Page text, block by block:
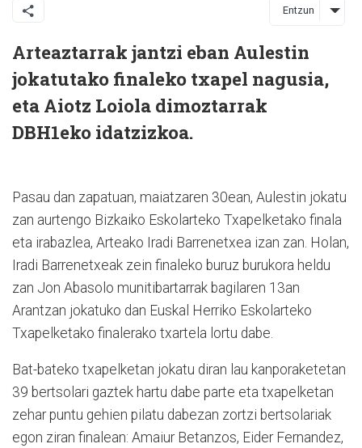
Entzun
Arteaztarrak jantzi eban Aulestin
jokatutako finaleko txapel nagusia,
eta Aiotz Loiola dimoztarrak
DBH1eko idatzizkoa.
Pasau dan zapatuan, maiatzaren 30ean, Aulestin jokatu
zan aurtengo Bizkaiko Eskolarteko Txapelketako finala
eta irabazlea, Arteako Iradi Barrenetxea izan zan. Holan,
Iradi Barrenetxeak zein finaleko buruz burukora heldu
zan Jon Abasolo munitibartarrak bagilaren 13an
Arantzan jokatuko dan Euskal Herriko Eskolarteko
Txapelketako finalerako txartela lortu dabe.
Bat-bateko txapelketan jokatu diran lau kanporaketetan
39 bertsolari gaztek hartu dabe parte eta txapelketan
zehar puntu gehien pilatu dabezan zortzi bertsolariak
egon ziran finalean: Amaiur Betanzos, Eider Fernandez,